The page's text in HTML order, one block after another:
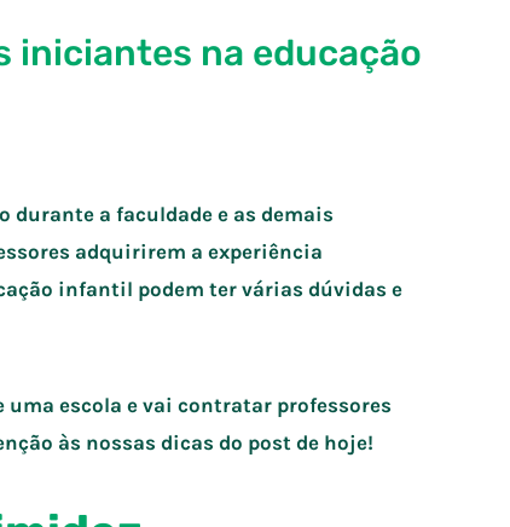
iniciantes na educação
durante a faculdade e as demais
adquirirem a experiência
infantil podem ter várias dúvidas e
uma escola e vai contratar professores
às nossas dicas do post de hoje!